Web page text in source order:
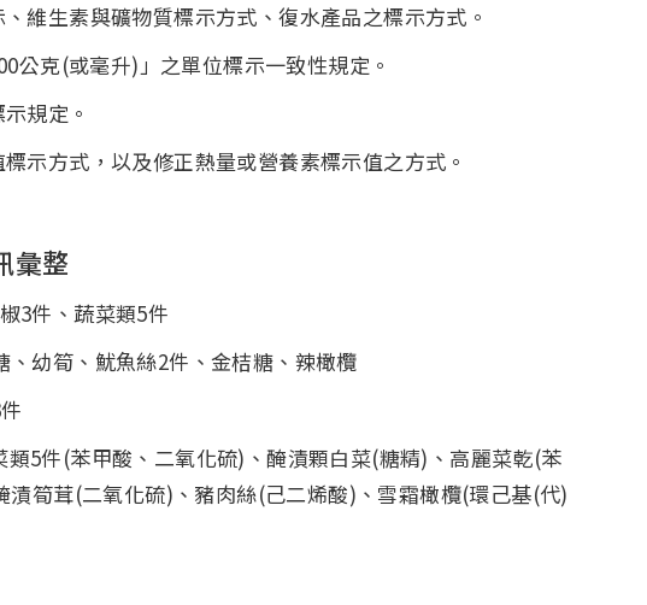
維生素與礦物質標示方式、復水產品之標示方式。
公克(或毫升)」之單位標示一致性規定。
規定。
示方式，以及修正熱量或營養素標示值之方式。
彙整
3件、蔬菜類5件
幼筍、魷魚絲2件、金桔糖、辣橄欖
5件(苯甲酸、二氧化硫)、醃漬顆白菜(糖精)、高麗菜乾(苯
漬筍茸(二氧化硫)、豬肉絲(己二烯酸)、雪霜橄欖(環己基(代)